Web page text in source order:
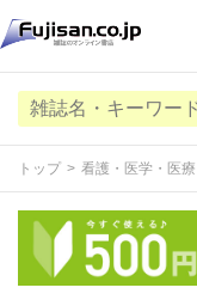
トップ 看護・医学・医